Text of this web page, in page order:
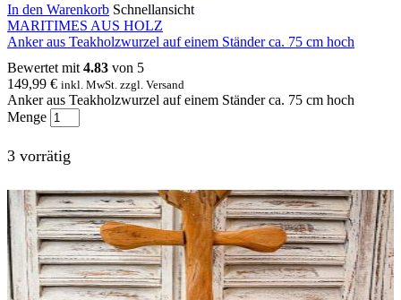
In den Warenkorb Schnellansicht
MARITIMES AUS HOLZ
Anker aus Teakholzwurzel auf einem Ständer ca. 75 cm hoch
Bewertet mit 4.83 von 5
149,99 € inkl. MwSt. zzgl. Versand
Anker aus Teakholzwurzel auf einem Ständer ca. 75 cm hoch
Menge
3 vorrätig